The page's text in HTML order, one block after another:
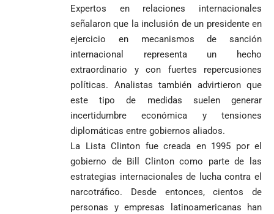
Expertos en relaciones internacionales
señalaron que la inclusión de un presidente en
ejercicio en mecanismos de sanción
internacional representa un hecho
extraordinario y con fuertes repercusiones
políticas. Analistas también advirtieron que
este tipo de medidas suelen generar
incertidumbre económica y tensiones
diplomáticas entre gobiernos aliados.
La Lista Clinton fue creada en 1995 por el
gobierno de Bill Clinton como parte de las
estrategias internacionales de lucha contra el
narcotráfico. Desde entonces, cientos de
personas y empresas latinoamericanas han